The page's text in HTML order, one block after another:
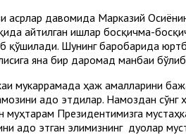
асрлар давомида Марказий
айтилган ишлар босқичма-
қўшилади. Шунинг баробарида
яна бир даромад манбаи
мукаррамада ҳаж амалларини
адо этдилар. Намоздан сўнг
муҳтарам Президентимизга
адо этган элимизнинг дуолар